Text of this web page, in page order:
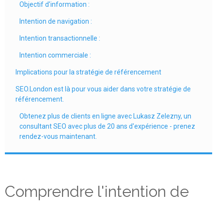
Objectif d'information :
Intention de navigation :
Intention transactionnelle :
Intention commerciale :
Implications pour la stratégie de référencement
SEO.London est là pour vous aider dans votre stratégie de
référencement.
Obtenez plus de clients en ligne avec Lukasz Zelezny, un
consultant SEO avec plus de 20 ans d'expérience - prenez
rendez-vous maintenant.
Comprendre l'intention de